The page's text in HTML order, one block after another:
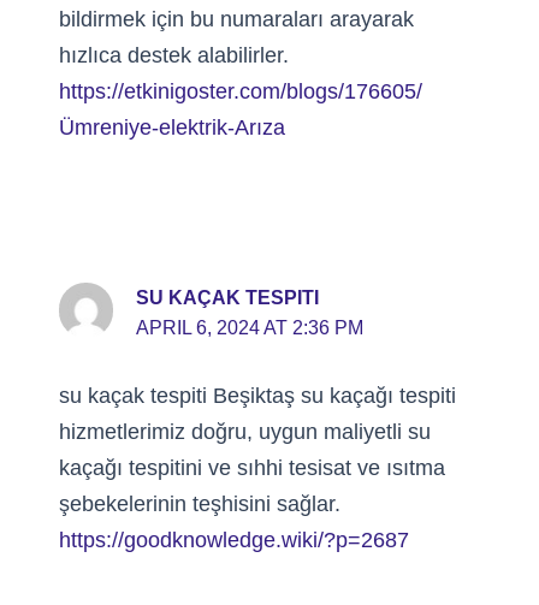
bildirmek için bu numaraları arayarak
hızlıca destek alabilirler.
https://etkinigoster.com/blogs/176605/
Ümreniye-elektrik-Arıza
SU KAÇAK TESPITI
APRIL 6, 2024 AT 2:36 PM
su kaçak tespiti Beşiktaş su kaçağı tespiti
hizmetlerimiz doğru, uygun maliyetli su
kaçağı tespitini ve sıhhi tesisat ve ısıtma
şebekelerinin teşhisini sağlar.
https://goodknowledge.wiki/?p=2687